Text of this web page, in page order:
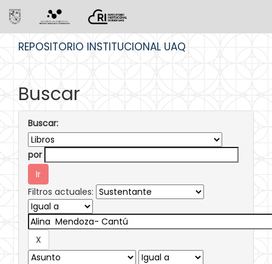
REPOSITORIO INSTITUCIONAL UAQ
Buscar
Buscar:
por
Filtros actuales: